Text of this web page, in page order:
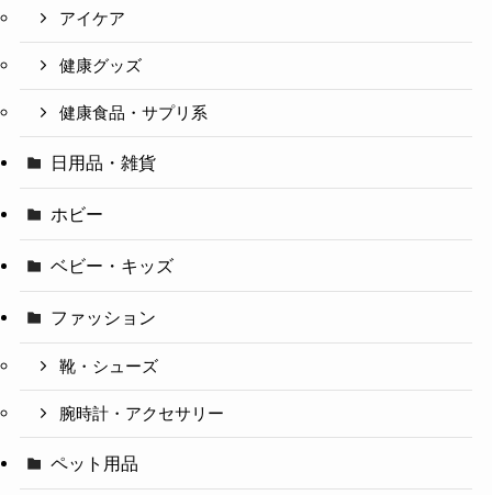
アイケア
健康グッズ
健康食品・サプリ系
日用品・雑貨
ホビー
ベビー・キッズ
ファッション
靴・シューズ
腕時計・アクセサリー
ペット用品